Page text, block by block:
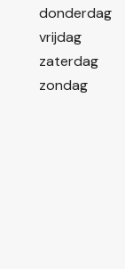
donderdag
vrijdag
zaterdag
zondag